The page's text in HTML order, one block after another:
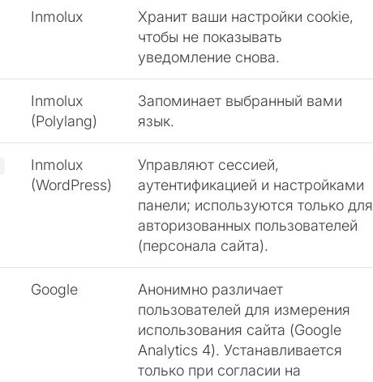
Inmolux
Хранит ваши настройки cookie,
чтобы не показывать
уведомление снова.
Inmolux
(Polylang)
Запоминает выбранный вами
язык.
Inmolux
(WordPress)
Управляют сессией,
аутентификацией и настройками
панели; используются только для
авторизованных пользователей
(персонала сайта).
Google
Анонимно различает
пользователей для измерения
использования сайта (Google
Analytics 4). Устанавливается
только при согласии на